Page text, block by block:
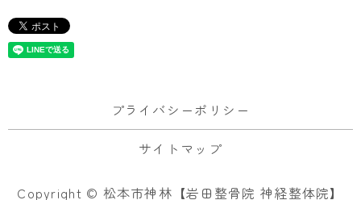
プライバシーポリシー
サイトマップ
Copyright © 松本市神林【岩田整骨院 神経整体院】